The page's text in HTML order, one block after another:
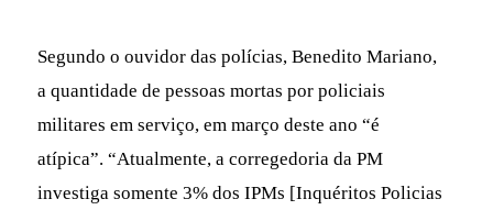
Segundo o ouvidor das polícias, Benedito Mariano,
a quantidade de pessoas mortas por policiais
militares em serviço, em março deste ano “é
atípica”. “Atualmente, a corregedoria da PM
investiga somente 3% dos IPMs [Inquéritos Policias